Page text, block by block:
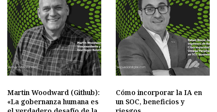
Martin Woodward (Github):
«La gobernanza humana es
Cómo incorporar la IA en
un SOC, beneficios y